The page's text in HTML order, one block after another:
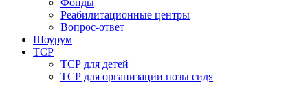
Фонды
Реабилитационные центры
Вопрос-ответ
Шоурум
ТСР
ТСР для детей
ТСР для организации позы сидя